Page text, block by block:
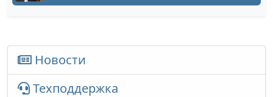
Новости
Техподдержка